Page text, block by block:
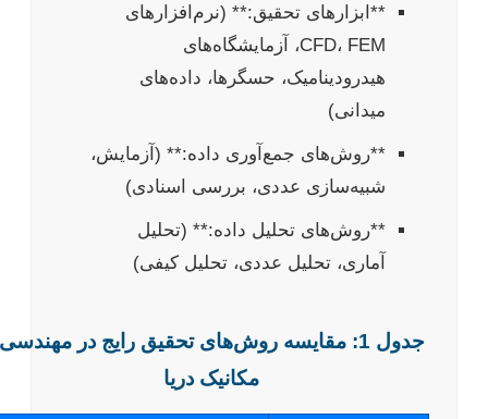
**ابزارهای تحقیق:** (نرم‌افزارهای
CFD، FEM، آزمایشگاه‌های
هیدرودینامیک، حسگرها، داده‌های
میدانی)
**روش‌های جمع‌آوری داده:** (آزمایش،
شبیه‌سازی عددی، بررسی اسنادی)
**روش‌های تحلیل داده:** (تحلیل
آماری، تحلیل عددی، تحلیل کیفی)
جدول 1: مقایسه روش‌های تحقیق رایج در مهندسی
مکانیک دریا